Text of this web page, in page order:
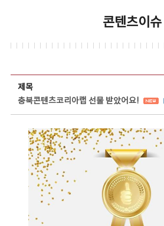
콘텐츠이슈
제목
충북콘텐츠코리아랩 선물 받았어요!